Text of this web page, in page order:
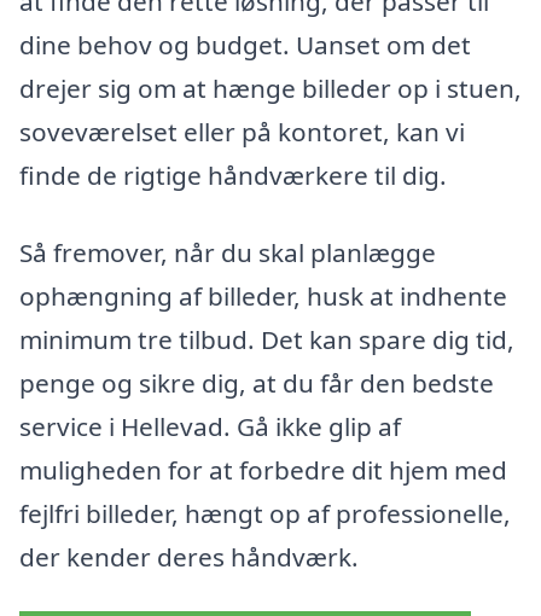
dine behov og budget. Uanset om det
drejer sig om at hænge billeder op i stuen,
soveværelset eller på kontoret, kan vi
finde de rigtige håndværkere til dig.
Så fremover, når du skal planlægge
ophængning af billeder, husk at indhente
minimum tre tilbud. Det kan spare dig tid,
penge og sikre dig, at du får den bedste
service i Hellevad. Gå ikke glip af
muligheden for at forbedre dit hjem med
fejlfri billeder, hængt op af professionelle,
der kender deres håndværk.